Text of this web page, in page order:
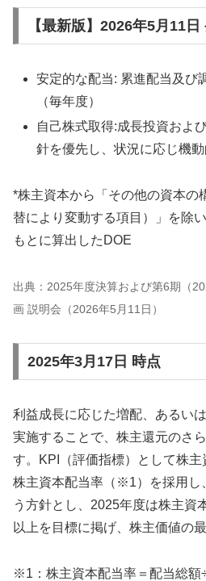
【最新版】2026年5月11日
安定的な配当: 累進配当及び
（毎年度）
自己株式取得:成長投資およ
針を優先し、状況に応じ機
*株主資本から「その他の資本の
替により変動する項目）」を除
もとに算出したDOE
出典：2025年度決算および第6期（
画 説明会（2026年5月11日）
2025年3月17日 時点
利益成長に応じた増配、あるい
実施することで、株主還元のさ
す。KPI（評価指標）として株主
株主資本配当率（※1）を採用し
う方針とし、2025年度は株主資
以上を目標に掲げ、株主価値の
※1：株主資本配当率＝配当総額